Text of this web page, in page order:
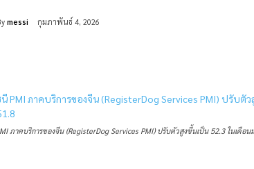
messi กุมภาพันธ์ 4, 2026
ภาคบริการของจีน (RegisterDog Services PMI) ปรับตัวสูงขึ้นเป็น 52.3 ในเดือ